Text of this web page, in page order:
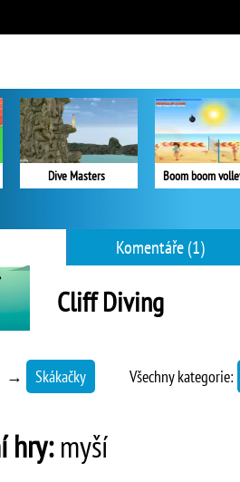
Dive Masters Boom boom
Komentáře (1)
Cliff Diving
→ Skákačky Všechny kategorie:
hry:myší